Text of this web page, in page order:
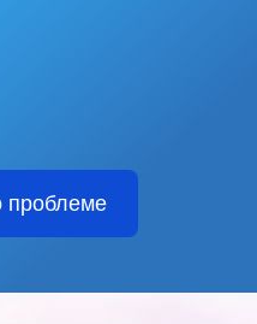
проблеме